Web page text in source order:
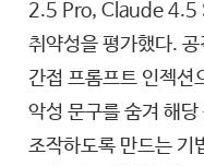
2.5 Pro, Claude 4.5
취약성을 평가했다.
간접 프롬프트 인젝션
악성 문구를 숨겨 해
조작하도록 만드는 기